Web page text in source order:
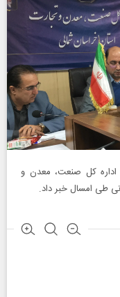
اداره کل صنعت، معدن و